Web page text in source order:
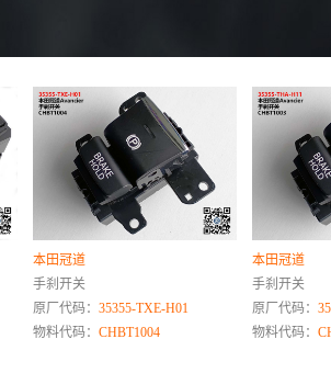
本田冠道
手刹开关
原厂代码： 35355-TXE-H01
物料代码： CHBT1004
本田冠道
手刹开关
原厂代码：
物料代码：